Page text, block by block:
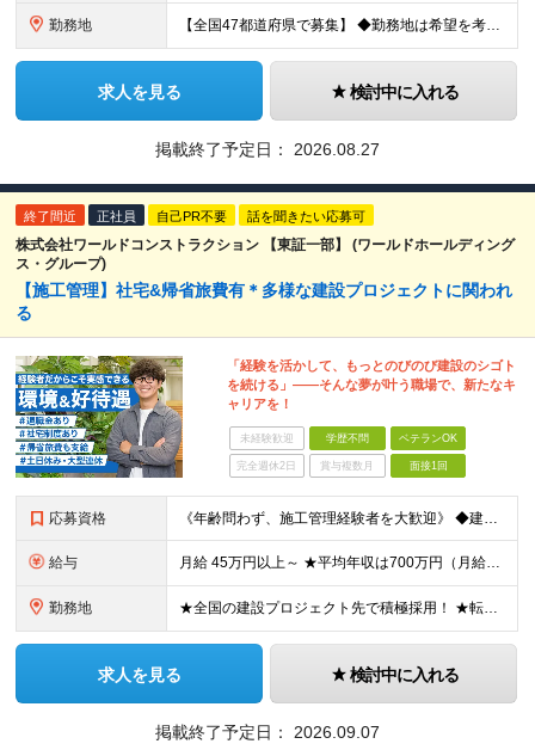
勤務地 【全国47都道府県で募集】 ◆勤務地は希望を考慮 ◆転勤なし ◆U・I・Jターン歓迎！ ◆基本直行直帰 ＼積極採用中／ 東北：宮城県、福島県 関東：東京都、神奈川県、埼玉県、千葉県 東海：愛知県、三
求人を見る 検討中に入れる
掲載終了予定日： 2026.08.27
終了間近 正社員 自己PR不要 話を聞きたい応募可
株式会社ワールドコンストラクション 【東証一部】 (ワールドホールディング
ス・グループ)
【施工管理】社宅&帰省旅費有＊多様な建設プロジェクトに関われ
る
「経験を活かして、もっとのびのび建設のシゴト
を続ける」――そんな夢が叶う職場で、新たなキ
ャリアを！
未経験歓迎 学歴不問 ベテランOK
完全週休2日 賞与複数月 面接1回
応募資格 《年齢問わず、施工管理経験者を大歓迎》 ◆建設業界で技術系の実務経験があればOK ★経験に応じて、月給50万円以上、平均年収700万円以上も可能です 《応募条件》 ◆建設業界で技術系職種（施工管理や
給与 月給 45万円以上～ ★平均年収は700万円（月給50万円） ◎残業手当は、全額別途支給します。 ◎年齢・経験・能力などを考慮の上、決定します。 ◎試用期間3ヶ月あり。その間の待遇に変動はありません
勤務地 ★全国の建設プロジェクト先で積極採用！ ★転居を伴う転勤なし ★配属先は希望を最大限考慮します ★I・Uターン支援・寮あり ★案件によりマイカー通勤OK ＝拠点一覧＝ ◆本社／東京都港区東新橋2丁目
求人を見る 検討中に入れる
掲載終了予定日： 2026.09.07